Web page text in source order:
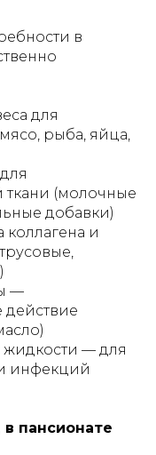
в
для
рыба, яйца,
ткани (молочные
добавки)
коллагена и
—
действие
жидкости — для
инфекций
пансионате